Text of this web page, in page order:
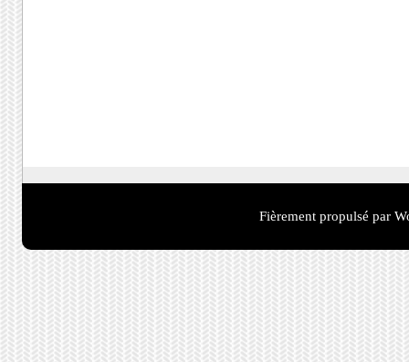
Fièrement propulsé par